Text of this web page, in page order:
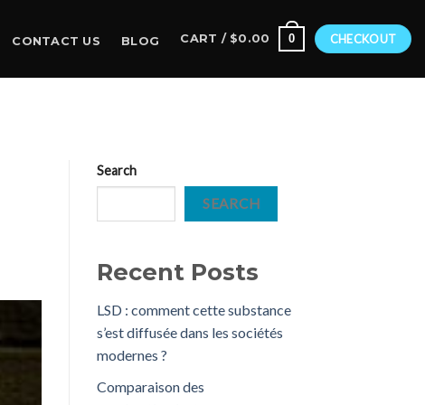
CONTACT US BLOG CART / $0.00 0 CHECKOUT
Search
SEARCH
Recent Posts
LSD : comment cette substance
s’est diffusée dans les sociétés
modernes ?
Comparaison des